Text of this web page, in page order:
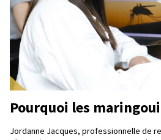
Pourquoi les
Jordanne Jacques, professionnelle de